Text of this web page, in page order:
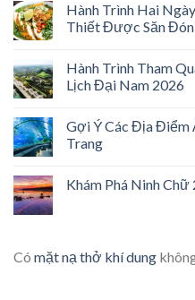
Hành Trình Hai
Thiết Được Săn
Hành Trình Tham
Lịch Đại Nam 2026
Gợi Ý Các Địa Điểm
Trang
Khám Phá Ninh
Có mặt nạ thở khí dung